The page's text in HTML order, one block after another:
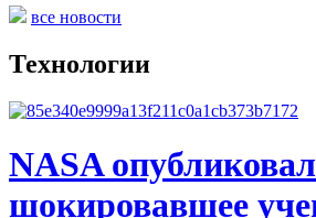
все новости
Технологии
NASA
шокировавшее